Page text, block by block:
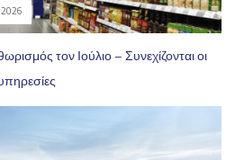
τον Ιούλιο – Συνεχίζονται οι